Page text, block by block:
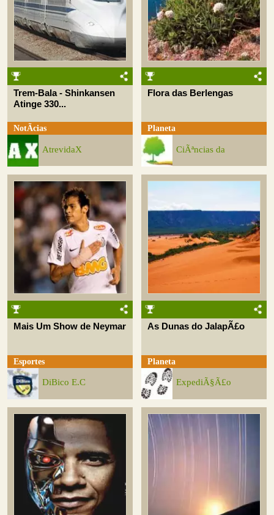
Trem-Bala - Shinkansen
Atinge 330...
NotÃ­cias
AtrevidaX
Flora das Berlengas
Planeta
CiÃªncias da
Mais Um Show de Neymar
Esportes
DiBico E.C
As Dunas do JalapÃ£o
Planeta
ExpediÃ§Ã£o